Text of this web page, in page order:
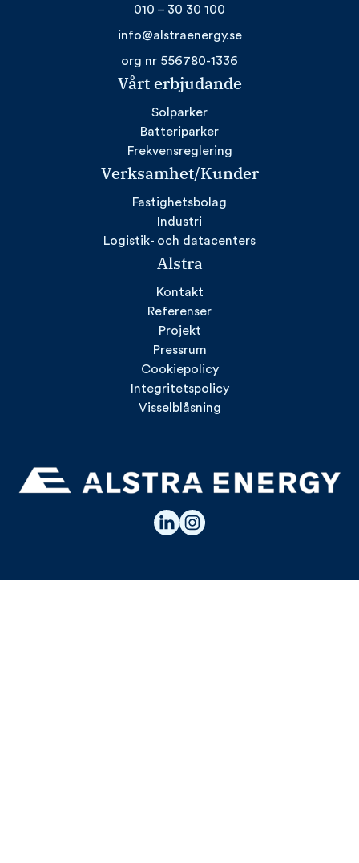
010 – 30 30 100
info@alstraenergy.se
org nr 556780-1336
Vårt erbjudande
Solparker
Batteriparker
Frekvensreglering
Verksamhet/Kunder
Fastighetsbolag
Industri
Logistik- och datacenters
Alstra
Kontakt
Referenser
Projekt
Pressrum
Cookiepolicy
Integritetspolicy
Visselblåsning